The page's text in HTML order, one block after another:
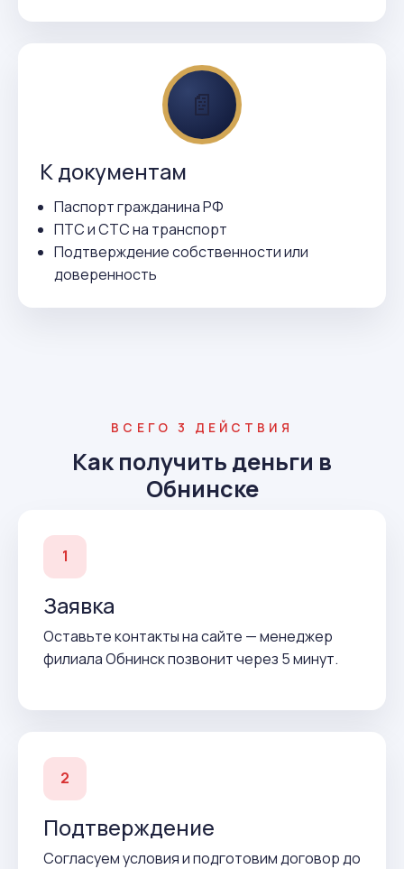
📄
К документам
Паспорт гражданина РФ
ПТС и СТС на транспорт
Подтверждение собственности или
доверенность
ВСЕГО 3 ДЕЙСТВИЯ
Как получить деньги в
Обнинске
1
Заявка
Оставьте контакты на сайте — менеджер
филиала Обнинск позвонит через 5 минут.
2
Подтверждение
Согласуем условия и подготовим договор до